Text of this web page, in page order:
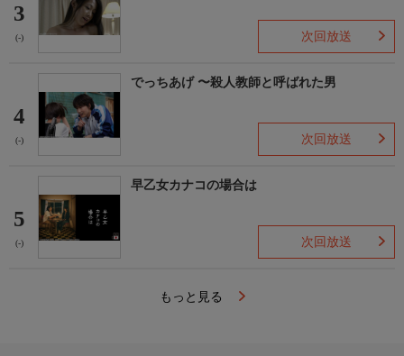
3
(-) 次回放送
4
(-)
でっちあげ 〜殺人教師と呼ばれた男
次回放送
5
(-)
早乙女カナコの場合は
次回放送
もっと見る